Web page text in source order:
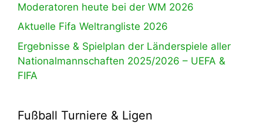
Moderatoren heute bei der WM 2026
Aktuelle Fifa Weltrangliste 2026
Ergebnisse & Spielplan der Länderspiele aller
Nationalmannschaften 2025/2026 – UEFA &
FIFA
Fußball Turniere & Ligen